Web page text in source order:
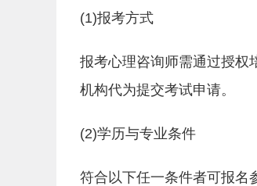
(1)报考方式
报考心理咨询师需通过授权
机构代为提交考试申请。
(2)学历与专业条件
符合以下任一条件者可报名